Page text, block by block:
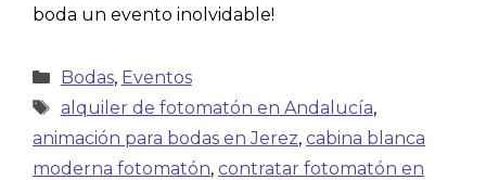
boda un evento inolvidable!
Bodas, Eventos
alquiler de fotomatón en Andalucía,
animación para bodas en Jerez, cabina blanca
moderna fotomatón, contratar fotomatón en